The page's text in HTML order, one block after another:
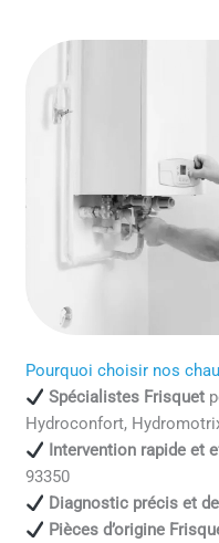
Pourquoi choisir nos
Spécialistes Frisquet
Hydroconfort,
Intervention rapide et
93350
Diagnostic précis et
Pièces d’origine